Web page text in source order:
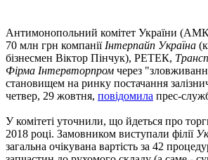
Антимонопольний комітет України
70 млн грн компанії Інтерпайп Україна
бізнесмен Віктор Пінчук), РЕТЕК,
Фірма Інтервторпром через
становищем на ринку постачання
четвер, 29 жовтня, повідомила прес-
У комітеті уточнили, що йдеться про
2018 році. Замовником виступали філії
загальна очікувана вартість за 42